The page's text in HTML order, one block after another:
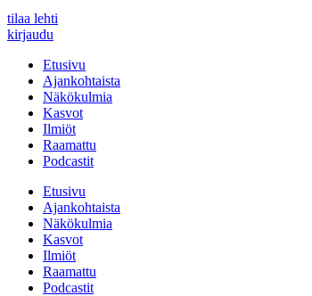
tilaa lehti
kirjaudu
Etusivu
Ajankohtaista
Näkökulmia
Kasvot
Ilmiöt
Raamattu
Podcastit
Etusivu
Ajankohtaista
Näkökulmia
Kasvot
Ilmiöt
Raamattu
Podcastit